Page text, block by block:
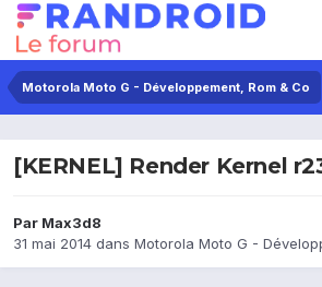
Motorola Moto G - Développement, Rom & Co
[KERNEL] Render Kernel
Par Max3d8
31 mai 2014 dans Motorola Moto G -